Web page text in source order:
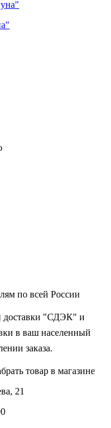
по всей России
доставки "СДЭК" и
в ваш населенный
заказа.
товар в магазине
21